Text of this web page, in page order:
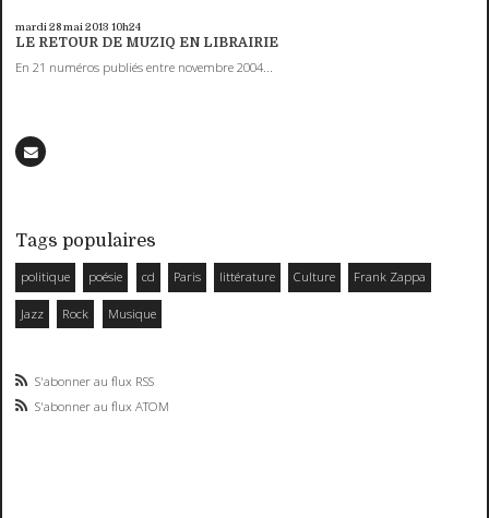
mardi 28mai 2013 10h24
LE RETOUR DE MUZIQ EN LIBRAIRIE
En 21 numéros publiés entre novembre 2004...
Tags populaires
politique poésie cd Paris littérature Culture Frank Zappa
Jazz Rock Musique
S'abonner au flux RSS
S'abonner au flux ATOM